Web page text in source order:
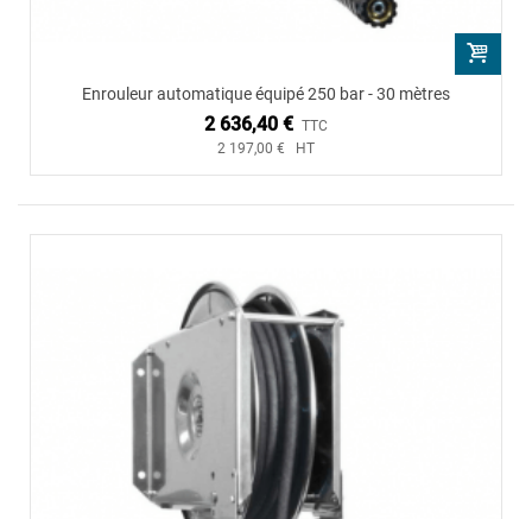
Enrouleur automatique équipé 250 bar - 30 mètres
2 636,40 € TTC
2 197,00 € HT